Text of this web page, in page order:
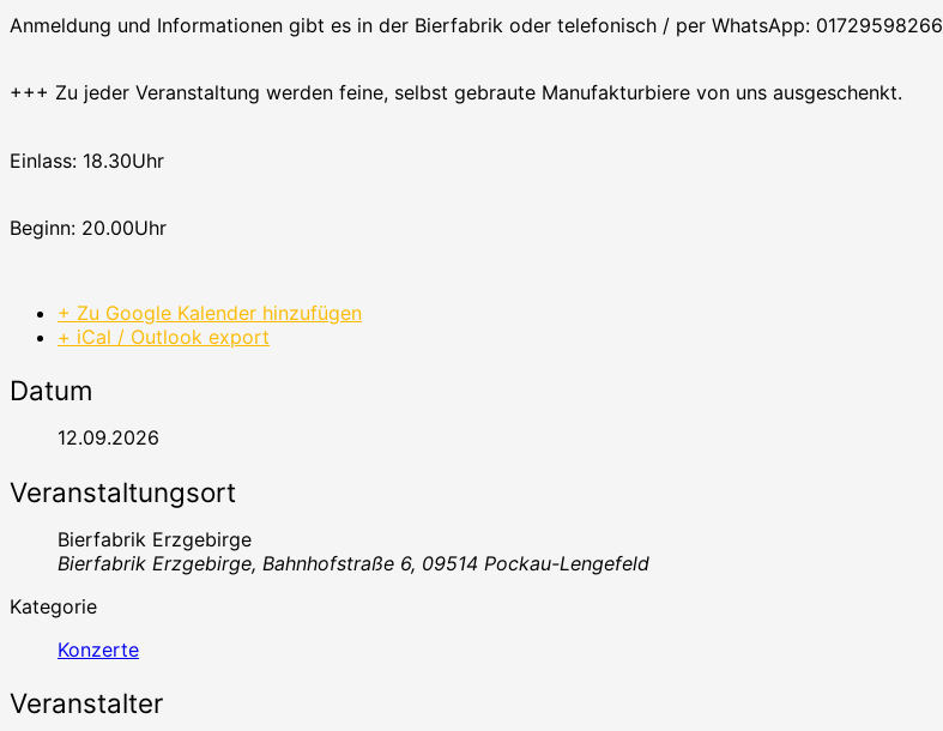
Anmeldung und Informationen gibt es in der Bierfabrik oder telefonisch / per WhatsApp: 01729598266
+++ Zu jeder Veranstaltung werden feine, selbst gebraute Manufakturbiere von uns ausgeschenkt.
Einlass: 18.30Uhr
Beginn: 20.00Uhr
+ Zu Google Kalender hinzufügen
+ iCal / Outlook export
Datum
12.09.2026
Veranstaltungsort
Bierfabrik Erzgebirge
Bierfabrik Erzgebirge, Bahnhofstraße 6, 09514 Pockau-Lengefeld
Kategorie
Konzerte
Veranstalter